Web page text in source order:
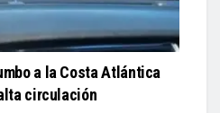
a la Costa Atlántica
circulación